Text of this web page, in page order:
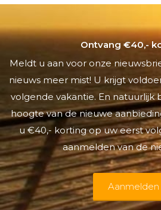
Ontvang €40,-
Meldt u aan voor onze
nieuws meer mist! U krijgt
volgende vakantie. En natuurlijk
hoogte van de nieuwe
u €40,- korting op uw eerst
aanmelden van de
Aanmelden